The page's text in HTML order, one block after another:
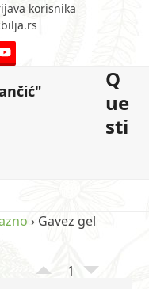
korisnika
YouTube
Q
ue
sti
› Gavez gel
1